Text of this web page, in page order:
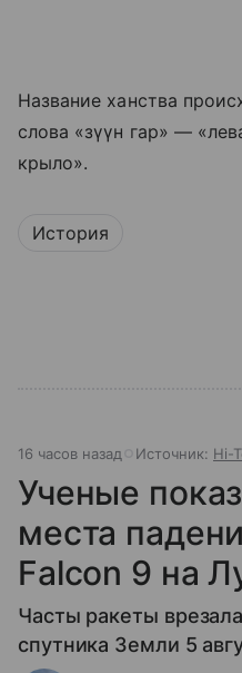
Название ханства
слова «зүүн гар» —
крыло».
История
16 часов назад Источник: Hi-
Ученые
места
Falcon 9 на
Часты ракеты
спутника Земли 5